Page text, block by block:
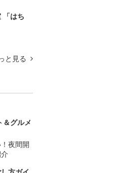
「はち
と見る
＆グルメ
夜間開